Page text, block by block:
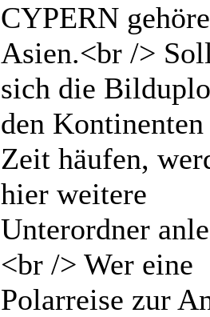
CYPERN
Asien.<br />
sich die
den
Zeit häufen,
hier weitere
Unterordner
<br /> Wer eine
Polarreise zur